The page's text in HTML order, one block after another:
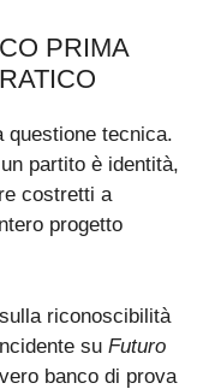
PRIMA
questione tecnica.
partito è identità,
costretti a
progetto
riconoscibilità
su Futuro
banco di prova